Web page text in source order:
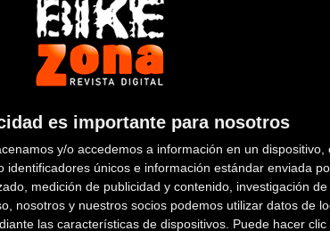
es importante para nosotros
y/o accedemos a información en un dispositivo,
identificadores únicos e información estándar enviada
medición de publicidad y contenido, investigación
nosotros y nuestros socios podemos utilizar datos de
las características de dispositivos. Puede hacer clic
bordearán preciosas zonas costeras, para a